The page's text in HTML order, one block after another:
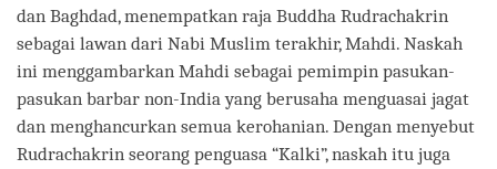
dan Baghdad, menempatkan raja Buddha Rudrachakrin
sebagai lawan dari Nabi Muslim terakhir, Mahdi. Naskah
ini menggambarkan Mahdi sebagai pemimpin pasukan-
pasukan barbar non-India yang berusaha menguasai jagat
dan menghancurkan semua kerohanian. Dengan menyebut
Rudrachakrin seorang penguasa “Kalki”, naskah itu juga